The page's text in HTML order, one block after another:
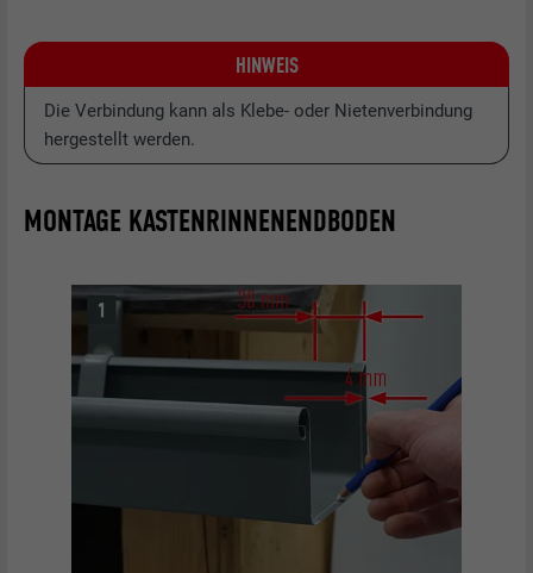
HINWEIS
Die Verbindung kann als Klebe- oder Nietenverbindung
hergestellt werden.
MONTAGE KASTENRINNENENDBODEN